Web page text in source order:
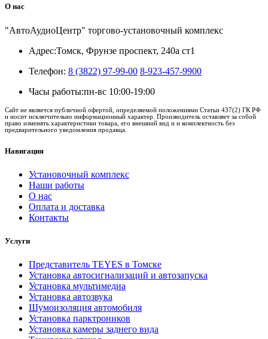
О нас
"АвтоАудиоЦентр" торгово-установочный комплекс
Адрес:Томск, Фрунзе проспект, 240а ст1
Телефон: 8 (3822) 97-99-00 8-923-457-9900
Часы работы:пн-вс 10:00-19:00
Сайт не является публичной офертой, определяемой положениями Статьи 437(2) ГК РФ
и носит исключительно информационный характер. Производитель оставляет за собой
право изменять характеристики товара, его внешний вид и и комплектность без
предварительного уведомления продавца.
Навигация
Установочный комплекс
Наши работы
О нас
Оплата и доставка
Контакты
Услуги
Представитель TEYES в Томске
Установка автосигнализаций и автозапуска
Установка мультимедиа
Установка автозвука
Шумоизоляция автомобиля
Установка парктроников
Установка камеры заднего вида